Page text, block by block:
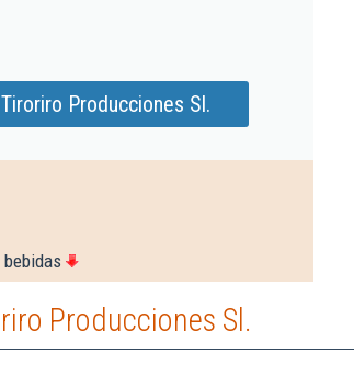
Producciones Sl.
Producciones Sl.